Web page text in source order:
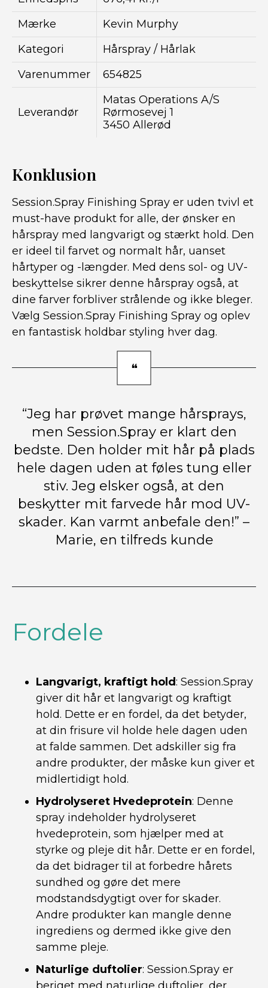
Mærke
Kevin Murphy
Kategori
Hårspray / Hårlak
Varenummer
654825
Leverandør
Matas Operations A/S
Rørmosevej 1
3450 Allerød
Konklusion
Session.Spray Finishing Spray er uden tvivl et
must-have produkt for alle, der ønsker en
hårspray med langvarigt og stærkt hold. Den
er ideel til farvet og normalt hår, uanset
hårtyper og -længder. Med dens sol- og UV-
beskyttelse sikrer denne hårspray også, at
dine farver forbliver strålende og ikke bleger.
Vælg Session.Spray Finishing Spray og oplev
en fantastisk holdbar styling hver dag.
“Jeg har prøvet mange hårsprays,
men Session.Spray er klart den
bedste. Den holder mit hår på plads
hele dagen uden at føles tung eller
stiv. Jeg elsker også, at den
beskytter mit farvede hår mod UV-
skader. Kan varmt anbefale den!” –
Marie, en tilfreds kunde
Fordele
Langvarigt, kraftigt hold: Session.Spray
giver dit hår et langvarigt og kraftigt
hold. Dette er en fordel, da det betyder,
at din frisure vil holde hele dagen uden
at falde sammen. Det adskiller sig fra
andre produkter, der måske kun giver et
midlertidigt hold.
Hydrolyseret Hvedeprotein: Denne
spray indeholder hydrolyseret
hvedeprotein, som hjælper med at
styrke og pleje dit hår. Dette er en fordel,
da det bidrager til at forbedre hårets
sundhed og gøre det mere
modstandsdygtigt over for skader.
Andre produkter kan mangle denne
ingrediens og dermed ikke give den
samme pleje.
Naturlige duftolier: Session.Spray er